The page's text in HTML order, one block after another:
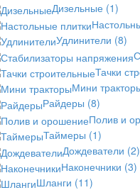
Дизельные (1)
Удлинители (8)
Тачки
Мини
Райдеры (8)
Полив и
Таймеры (1)
Дождеватели (2)
Наконечники (3)
Шланги (11)